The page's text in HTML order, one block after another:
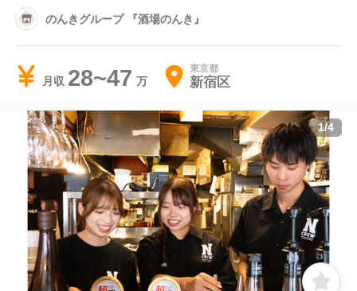
のんきグループ 『酒場のんき』
月収 28~47 東京都
新宿区
1/4